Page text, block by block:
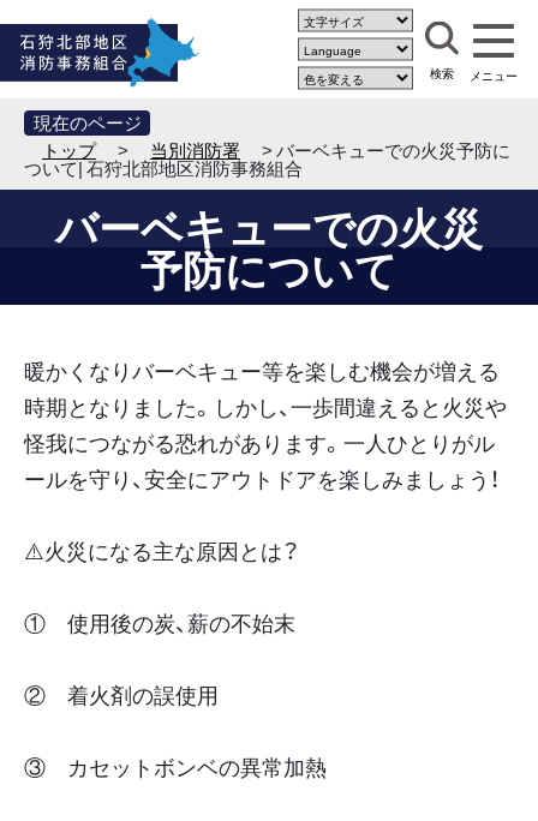
現在のページ
トップ
> 当別消防署 > バーベキューでの火災予防に
ついて| 石狩北部地区消防事務組合
バーベキューでの火災
予防について
暖かくなりバーベキュー等を楽しむ機会が増える
時期となりました。しかし、一歩間違えると火災や
怪我につながる恐れがあります。一人ひとりがル
ールを守り、安全にアウトドアを楽しみましょう！
⚠️火災になる主な原因とは？
① 使用後の炭、薪の不始末
② 着火剤の誤使用
③ カセットボンベの異常加熱